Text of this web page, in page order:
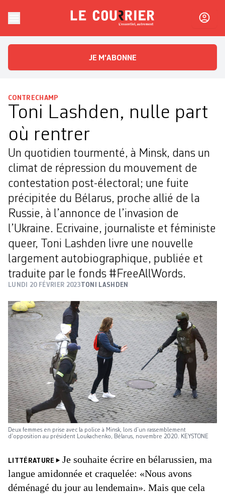
Le CourrierL'essentiel, autrement
JE M'ABONNE
CONTRECHAMP
Toni Lashden, nulle part
où rentrer
Un quotidien tourmenté, à Minsk, dans un
climat de répression du mouvement de
contestation post-électoral; une fuite
précipitée du Bélarus, proche allié de la
Russie, à l’annonce de l’invasion de
l’Ukraine. Ecrivaine, journaliste et féministe
queer, Toni Lashden livre une nouvelle
largement autobiographique, publiée et
traduite par le fonds #FreeAllWords.
LUNDI 20 FÉVRIER 2023TONI LASHDEN
Deux femmes en prise avec la police à Minsk, lors d’un rassemblement
d’opposition au président Loukachenko, Bélarus, novembre 2020. KEYSTONE
LITTÉRATURE
Je souhaite écrire en bélarussien, ma
langue amidonnée et craquelée: «Nous avons
déménagé du jour au lendemain». Mais que cela